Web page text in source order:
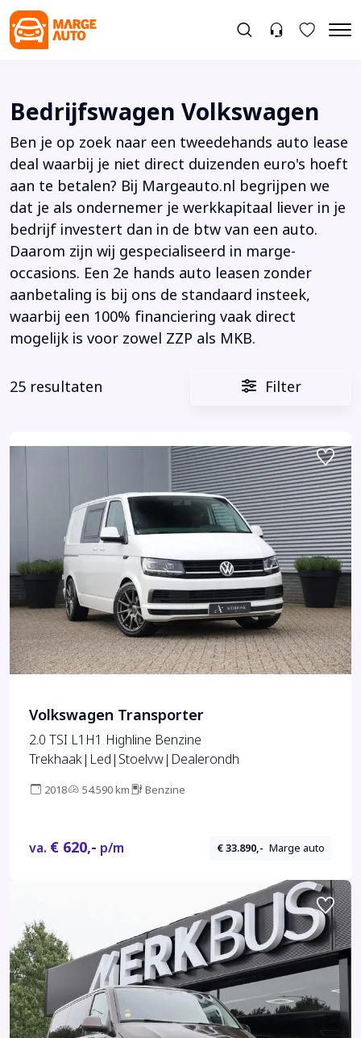
Bedrijfswagen Volkswagen
Ben je op zoek naar een tweedehands auto lease
deal waarbij je niet direct duizenden euro's hoeft
aan te betalen? Bij Margeauto.nl begrijpen we
dat je als ondernemer je werkkapitaal liever in je
bedrijf investert dan in de btw van een auto.
Daarom zijn wij gespecialiseerd in marge-
occasions. Een 2e hands auto leasen zonder
aanbetaling is bij ons de standaard insteek,
waarbij een 100% financiering vaak direct
mogelijk is voor zowel ZZP als MKB.
25 resultaten Filter
Volkswagen Transporter
2.0 TSI L1H1 Highline Benzine
Trekhaak|Led|Stoelvw|Dealerondh
2018 54.590 km Benzine
va. € 620,- p/m € 33.890,- Marge auto